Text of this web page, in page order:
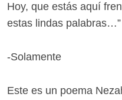
Hoy, que estás aquí
estas lindas palabras…”
-Solamente
Este es un poema